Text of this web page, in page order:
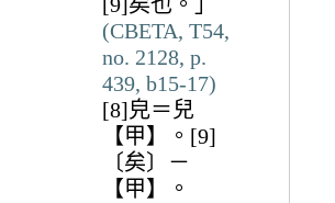
(CBETA, T54,
no. 2128, p.
439, b15-17)
[8]皃＝兒
【甲】。[9]
〔矣〕－
【甲】。